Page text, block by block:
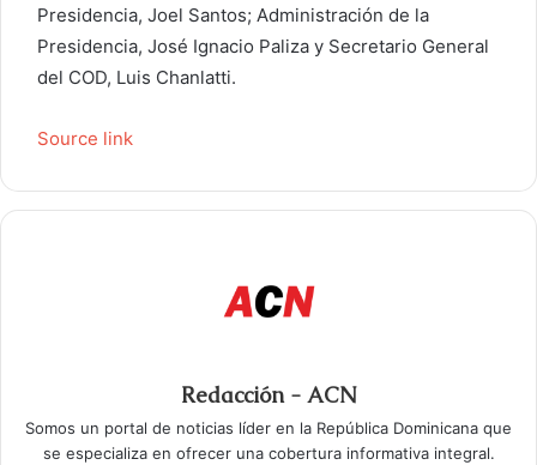
Presidencia, Joel Santos; Administración de la
Presidencia, José Ignacio Paliza y Secretario General
del COD, Luis Chanlatti.
Source link
Redacción - ACN
Somos un portal de noticias líder en la República Dominicana que
se especializa en ofrecer una cobertura informativa integral.